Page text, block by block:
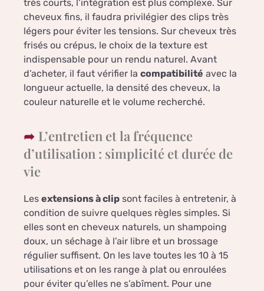
très courts, l’intégration est plus complexe. Sur
cheveux fins, il faudra privilégier des clips très
légers pour éviter les tensions. Sur cheveux très
frisés ou crépus, le choix de la texture est
indispensable pour un rendu naturel. Avant
d’acheter, il faut vérifier la compatibilité avec la
longueur actuelle, la densité des cheveux, la
couleur naturelle et le volume recherché.
L’entretien et la fréquence
d’utilisation : simplicité et durée de
vie
Les extensions à clip sont faciles à entretenir, à
condition de suivre quelques règles simples. Si
elles sont en cheveux naturels, un shampoing
doux, un séchage à l’air libre et un brossage
régulier suffisent. On les lave toutes les 10 à 15
utilisations et on les range à plat ou enroulées
pour éviter qu’elles ne s’abîment. Pour une